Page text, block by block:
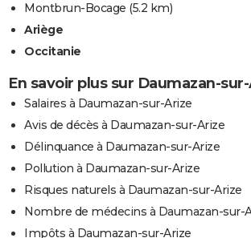
Montbrun-Bocage (5.2 km)
Ariège
Occitanie
En savoir plus sur Daumazan-
Salaires à Daumazan-sur-Arize
Avis de décès à Daumazan-sur-Arize
Délinquance à Daumazan-sur-Arize
Pollution à Daumazan-sur-Arize
Risques naturels à Daumazan-sur-Arize
Nombre de médecins à Daumazan-sur-
Impôts à Daumazan-sur-Arize